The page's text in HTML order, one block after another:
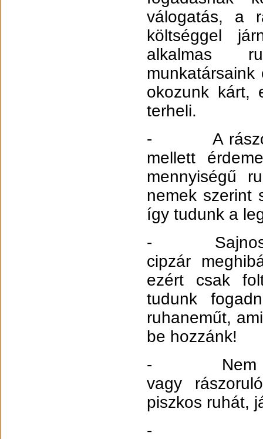
válogatás, a
költséggel
alkalmas
okozunk kárt,
terheli.
- A
mellett
mennyiségű
nemek szerint
így tudunk a
- Sajnos
cipzár
ezért csak
tudunk
ruhaneműt,
be hozzánk!
- Nem
vagy
piszkos ruhát,
- Nagy